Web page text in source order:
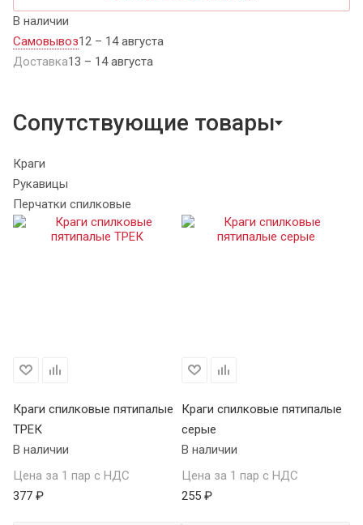
В наличии
Самовывоз12 – 14 августа
Доставка13 – 14 августа
Сопутствующие товары
Краги
Рукавицы
Перчатки спилковые
Краги спилковые пятипалые
ТРЕК
В наличии
Цена за 1 пар с НДС
377 ₽
Краги спилковые пятипалые
серые
В наличии
Цена за 1 пар с НДС
255 ₽